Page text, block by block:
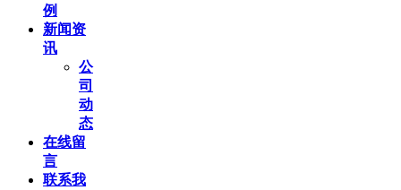
例
新闻资
讯
公
司
动
态
在线留
言
联系我